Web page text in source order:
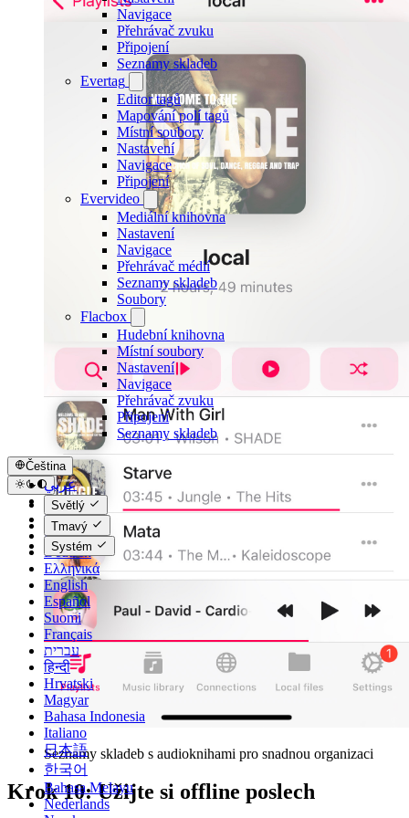
Navigace
Přehrávač zvuku
Připojení
Seznamy skladeb
Evertag
Editor tagů
Mapování polí tagů
Místní soubory
Nastavení
Navigace
Připojení
Evervideo
Mediální knihovna
Nastavení
Navigace
Přehrávač médií
Seznamy skladeb
Soubory
Flacbox
Hudební knihovna
Místní soubory
Nastavení
Navigace
Přehrávač zvuku
Připojení
Seznamy skladeb
Čeština
عربي
Català
Čeština
Dansk
Deutsch
Ελληνικά
English
Español
Suomi
Français
עברית
हिन्दी
Hrvatski
Magyar
Bahasa Indonesia
Italiano
日本語
한국어
Bahasa Melayu
Nederlands
Světlý
Tmavý
Systém
Seznamy skladeb s audioknihami pro snadnou organizaci
Krok 10: Užijte si offline poslech